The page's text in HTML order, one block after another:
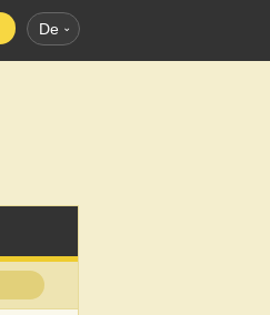
De